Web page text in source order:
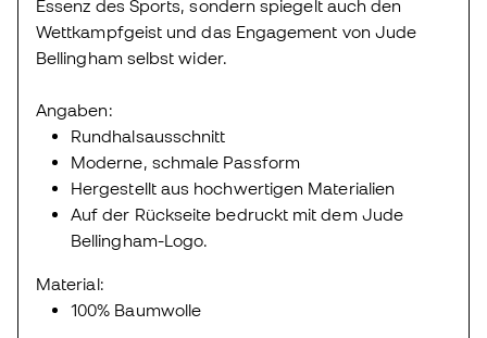
Essenz des Sports, sondern spiegelt auch den
Wettkampfgeist und das Engagement von Jude
Bellingham selbst wider.
Angaben:
Rundhalsausschnitt
Moderne, schmale Passform
Hergestellt aus hochwertigen Materialien
Auf der Rückseite bedruckt mit dem Jude
Bellingham-Logo.
Material:
100% Baumwolle